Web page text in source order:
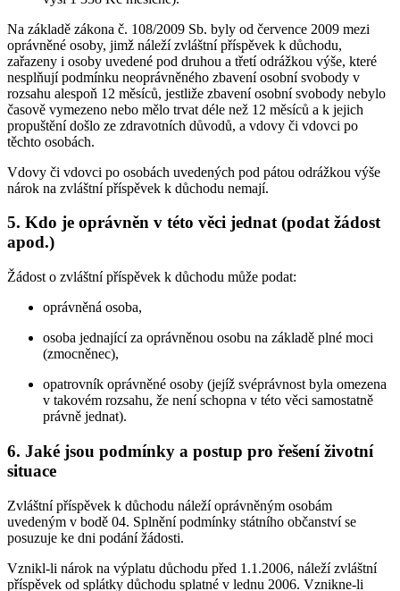
Na základě zákona č. 108/2009 Sb. byly od července 2009 mezi
oprávněné osoby, jimž náleží zvláštní příspěvek k důchodu,
zařazeny i osoby uvedené pod druhou a třetí odrážkou výše, které
nesplňují podmínku neoprávněného zbavení osobní svobody v
rozsahu alespoň 12 měsíců, jestliže zbavení osobní svobody nebylo
časově vymezeno nebo mělo trvat déle než 12 měsíců a k jejich
propuštění došlo ze zdravotních důvodů, a vdovy či vdovci po
těchto osobách.
Vdovy či vdovci po osobách uvedených pod pátou odrážkou výše
nárok na zvláštní příspěvek k důchodu nemají.
5. Kdo je oprávněn v této věci jednat (podat žádost
apod.)
Žádost o zvláštní příspěvek k důchodu může podat:
oprávněná osoba,
osoba jednající za oprávněnou osobu na základě plné moci
(zmocněnec),
opatrovník oprávněné osoby (jejíž svéprávnost byla omezena
v takovém rozsahu, že není schopna v této věci samostatně
právně jednat).
6. Jaké jsou podmínky a postup pro řešení životní
situace
Zvláštní příspěvek k důchodu náleží oprávněným osobám
uvedeným v bodě 04. Splnění podmínky státního občanství se
posuzuje ke dni podání žádosti.
Vznikl-li nárok na výplatu důchodu před 1.1.2006, náleží zvláštní
příspěvek od splátky důchodu splatné v lednu 2006. Vznikne-li